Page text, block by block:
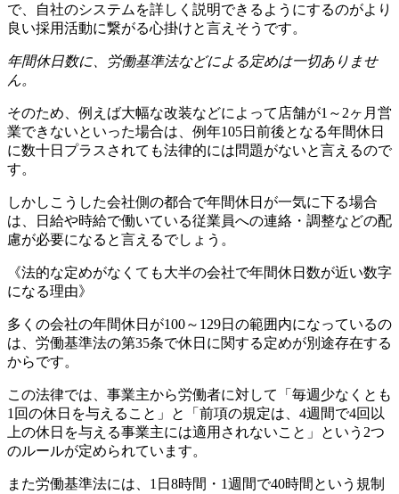
で、自社のシステムを詳しく説明できるようにするのがより
良い採用活動に繋がる心掛けと言えそうです。
年間休日数に、労働基準法などによる定めは一切ありませ
ん。
そのため、例えば大幅な改装などによって店舗が1～2ヶ月営
業できないといった場合は、例年105日前後となる年間休日
に数十日プラスされても法律的には問題がないと言えるので
す。
しかしこうした会社側の都合で年間休日が一気に下る場合
は、日給や時給で働いている従業員への連絡・調整などの配
慮が必要になると言えるでしょう。
《法的な定めがなくても大半の会社で年間休日数が近い数字
になる理由》
多くの会社の年間休日が100～129日の範囲内になっているの
は、労働基準法の第35条で休日に関する定めが別途存在する
からです。
この法律では、事業主から労働者に対して「毎週少なくとも
1回の休日を与えること」と「前項の規定は、4週間で4回以
上の休日を与える事業主には適用されないこと」という2つ
のルールが定められています。
また労働基準法には、1日8時間・1週間で40時間という規制